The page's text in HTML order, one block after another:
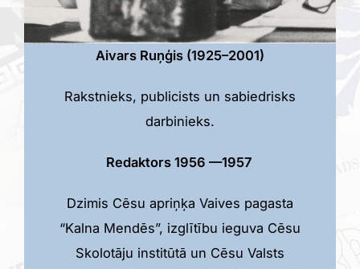
Aivars Ruņģis (1925–2001)
Rakstnieks, publicists un sabiedrisks
darbinieks.
Redaktors 1956 —1957
Dzimis Cēsu apriņķa Vaives pagasta
“Kalna Mendēs”, izglītību ieguva Cēsu
Skolotāju institūtā un Cēsu Valsts